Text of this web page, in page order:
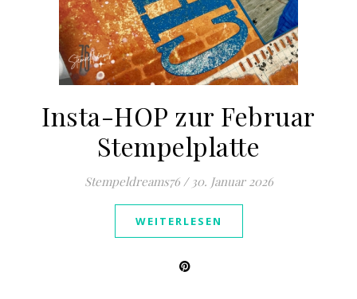
Insta-HOP zur Februar
Stempelplatte
Stempeldreams76 / 30. Januar 2026
WEITERLESEN